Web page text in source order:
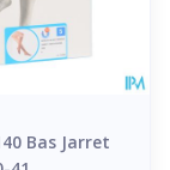
Bas Jarret